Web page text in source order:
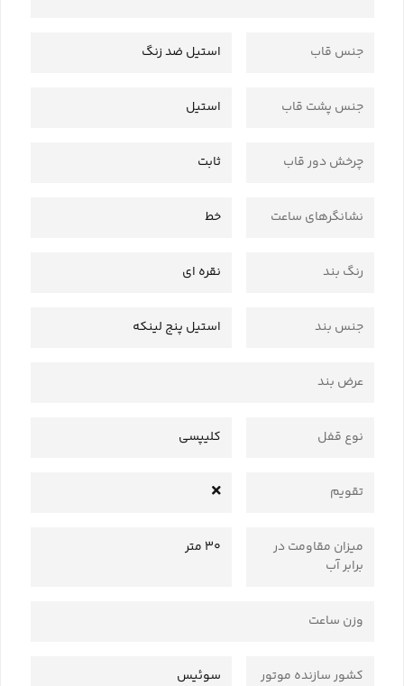
جنس قاب استیل ضد زنگ
جنس پشت قاب استیل
چرخش دور قاب ثابت
نشانگرهای ساعت خط
رنگ بند نقره ای
جنس بند استیل پنج لینکه
عرض بند
نوع قفل کلیپسی
تقویم
میزان مقاومت در
برابر آب
30 متر
وزن ساعت
کشور سازنده موتور سوئیس